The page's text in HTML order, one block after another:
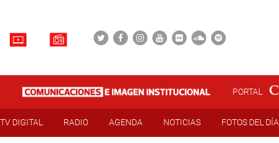
PORTAL
TV DIGITAL RADIO AGENDA NOTICIAS FOTOS DEL DÍA